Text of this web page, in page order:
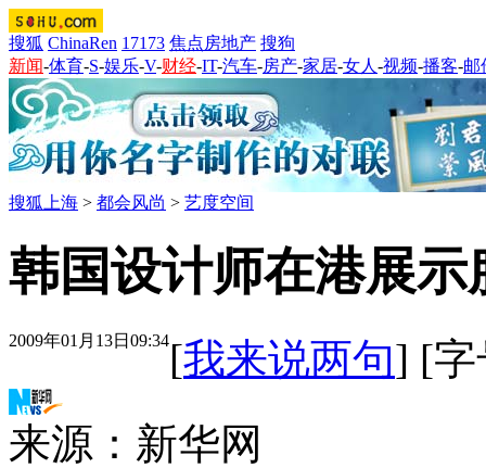
搜狐 ChinaRen 17173 焦点房地产 搜狗
新闻-体育-S-娱乐-V-财经-IT-汽车-房产-家居-女人 -视频-播客-邮
搜狐上海 > 都会风尚 > 艺度空间
韩国设计师在港展
2009年01月13日09:34[我来说两句] [字
来源：新华网